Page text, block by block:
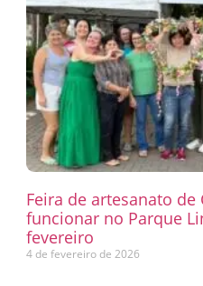
Feira de artesanato de
funcionar no Parque
fevereiro
4 de fevereiro de 2026